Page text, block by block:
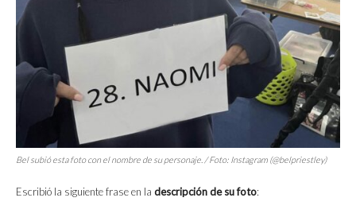
Bel subió esta foto con el nombre de su personaje. / Foto: Instagram (@belpriestley)
Escribió la siguiente frase en la descripción de su foto: